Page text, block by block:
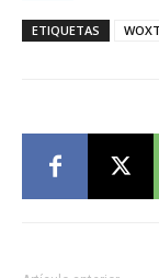
ETIQUETAS